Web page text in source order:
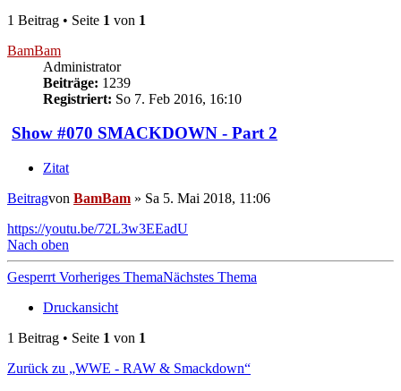
1 Beitrag • Seite 1 von 1
BamBam
Administrator
Beiträge: 1239
Registriert: So 7. Feb 2016, 16:10
Show #070 SMACKDOWN - Part 2
Zitat
Beitragvon BamBam » Sa 5. Mai 2018, 11:06
https://youtu.be/72L3w3EEadU
Nach oben
Gesperrt Vorheriges ThemaNächstes Thema
Druckansicht
1 Beitrag • Seite 1 von 1
Zurück zu „WWE - RAW & Smackdown“